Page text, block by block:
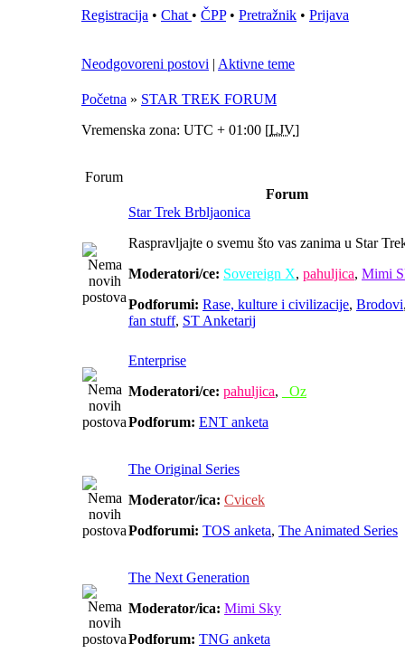
Registracija • Chat • ČPP• Pretražnik • Prijava
Neodgovoreni postovi | Aktivne teme
Početna » STAR TREK FORUM
Vremenska zona: UTC + 01:00 [LJV]
Forum
Forum
Star Trek Brbljaonica
Raspravljajte o svemu što vas zanima u Star
Moderatori/ce: Sovereign X, pahuljica, Mimi
Podforumi: Rase, kulture i civilizacije, Brodovi
fan stuff, ST Anketarij
Enterprise
Moderatori/ce: pahuljica,
_Oz
Podforum: ENT anketa
The Original Series
Moderator/ica: Cvicek
Podforumi: TOS anketa, The Animated Series
The Next Generation
Moderator/ica: Mimi Sky
Podforum: TNG anketa